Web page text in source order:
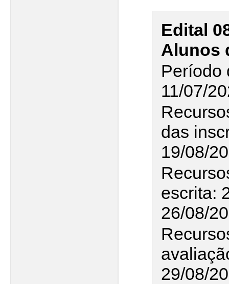
Edital
Alunos
Período
11/07/
das
19/08/
escrita:
26/08/
29/08/